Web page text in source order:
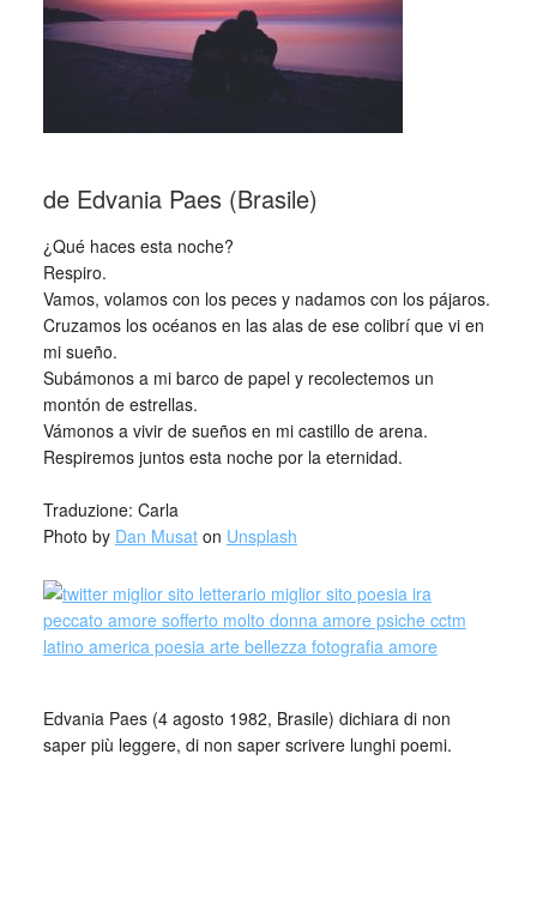
de Edvania Paes (Brasile)
¿Qué haces esta noche?
Respiro.
Vamos, volamos con los peces y nadamos con los pájaros.
Cruzamos los océanos en las alas de ese colibrí que vi en
mi sueño.
Subámonos a mi barco de papel y recolectemos un
montón de estrellas.
Vámonos a vivir de sueños en mi castillo de arena.
Respiremos juntos esta noche por la eternidad.
Traduzione: Carla
Photo by Dan Musaton Unsplash
Edvania Paes (4 agosto 1982, Brasile) dichiara di non
saper più leggere, di non saper scrivere lunghi poemi.